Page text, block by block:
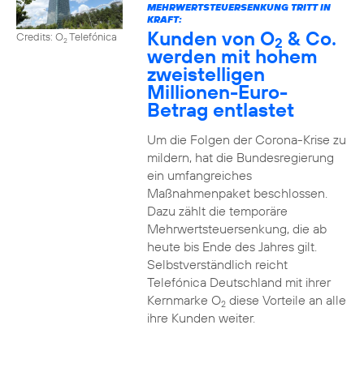
Credits: O2Telefónica
MEHRWERTSTEUERSENKUNG TRITT IN
KRAFT:
Kunden von O2 & Co.
werden mit hohem
zweistelligen
Millionen-Euro-
Betrag entlastet
Um die Folgen der Corona-Krise zu
mildern, hat die Bundesregierung
ein umfangreiches
Maßnahmenpaket beschlossen.
Dazu zählt die temporäre
Mehrwertsteuersenkung, die ab
heute bis Ende des Jahres gilt.
Selbstverständlich reicht
Telefónica Deutschland mit ihrer
Kernmarke O2diese Vorteile an alle
ihre Kunden weiter.